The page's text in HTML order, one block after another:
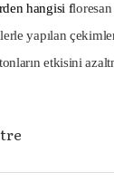
hangisi floresan
yapılan
etkisini